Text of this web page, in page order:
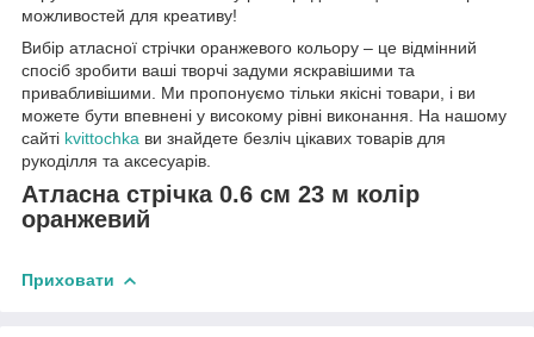
можливостей для креативу!
Вибір атласної стрічки оранжевого кольору – це відмінний
спосіб зробити ваші творчі задуми яскравішими та
привабливішими. Ми пропонуємо тільки якісні товари, і ви
можете бути впевнені у високому рівні виконання. На нашому
сайті kvittochka ви знайдете безліч цікавих товарів для
рукоділля та аксесуарів.
Атласна стрічка 0.6 см 23 м колір
оранжевий
Приховати